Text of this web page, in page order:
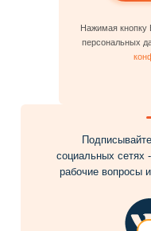
Нажимая кнопку
персональных
социальных сетях
рабочие вопросы